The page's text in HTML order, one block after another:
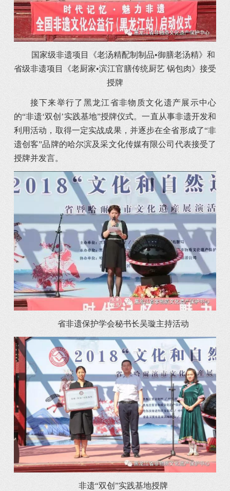
国家级非遗项目《老汤精配制制品•御膳老汤精》和
省级非遗项目《老厨家•滨江官膳传统厨艺 锅包肉》接受
授牌
接下来举行了黑龙江省非物质文化遗产展示中心
的“非遗‘双创’实践基地”授牌仪式。一直从事非遗开发和
利用活动，取得一定实战成果，并逐步在全省形成了“非
遗创客”品牌的哈尔滨及采文化传媒有限公司代表接受了
授牌并发言。
省非遗保护学会秘书长吴璇主持活动
非遗“双创”实践基地授牌